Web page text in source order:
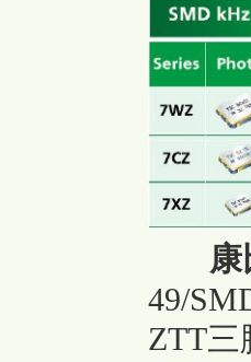
49/
ZTT三